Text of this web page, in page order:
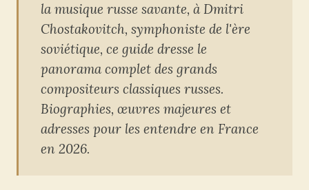
la musique russe savante, à Dmitri
Chostakovitch, symphoniste de l'ère
soviétique, ce guide dresse le
panorama complet des grands
compositeurs classiques russes.
Biographies, œuvres majeures et
adresses pour les entendre en France
en 2026.